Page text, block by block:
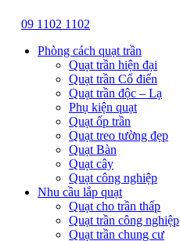
09 1102 1102
Phòng cách quạt trần
Quạt trần hiện đại
Quạt trần Cổ điển
Quạt trần độc – Lạ
Phụ kiện quạt
Quạt ốp trần
Quạt treo tường đẹp
Quạt Bàn
Quạt cây
Quạt công nghiệp
Nhu cầu lắp quạt
Quạt cho trần thấp
Quạt trần công nghiệp
Quạt trần chung cư